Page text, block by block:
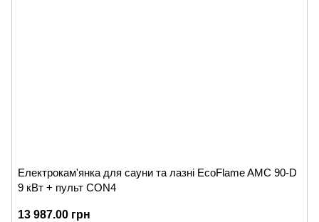
Електрокам'янка для сауни та лазні EcoFlame AMC 90-D
9 кВт + пульт CON4
13 987.00 грн